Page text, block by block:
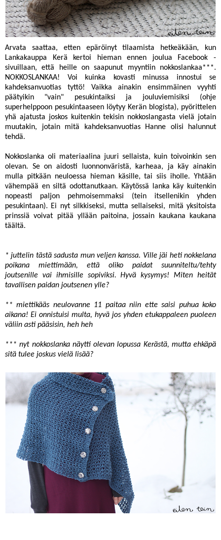
Arvata saattaa, etten epäröinyt tilaamista hetkeäkään, kun
Lankakauppa Kerä kertoi hieman ennen joulua Facebook -
sivuillaan, että heille on saapunut myyntiin nokkoslankaa***.
NOKKOSLANKAA! Voi kuinka kovasti minussa innostui se
kahdeksanvuotias tyttö! Vaikka ainakin ensimmäinen vyyhti
päätyikin "vain" pesukintaiksi ja jouluviemisiksi (ohje
superhelppoon pesukintaaseen löytyy Kerän blogista), pyörittelen
yhä ajatusta joskos kuitenkin tekisin nokkoslangasta vielä jotain
muutakin, jotain mitä kahdeksanvuotias Hanne olisi halunnut
tehdä.
Nokkoslanka oli materiaalina juuri sellaista, kuin toivoinkin sen
olevan. Se on aidosti luonnonväristä, karheaa, ja käy ainakin
mulla pitkään neuloessa hieman käsille, tai siis iholle. Yhtään
vähempää en siltä odottanutkaan. Käytössä lanka käy kuitenkin
nopeasti paljon pehmoisemmaksi (tein itsellenikin yhden
pesukintaan). Ei nyt silkkiseksi, mutta sellaiseksi, mitä yksitoista
prinssiä voivat pitää yllään paitoina, jossain kaukana kaukana
täältä.
* juttelin tästä sadusta mun veljen kanssa. Ville jäi heti nokkelana
poikana miettimään, että oliko paidat suunniteltu/tehty
joutsenille vai ihmisille sopiviksi. Hyvä kysymys! Miten heität
tavallisen paidan joutsenen ylle?
** miettikääs neulovanne 11 paitaa niin ette saisi puhua koko
aikana! Ei onnistuisi multa, hyvä jos yhden etukappaleen puoleen
väliin asti pääsisin, heh heh
*** nyt nokkoslanka näytti olevan lopussa Kerästä, mutta ehkäpä
sitä tulee joskus vielä lisää?